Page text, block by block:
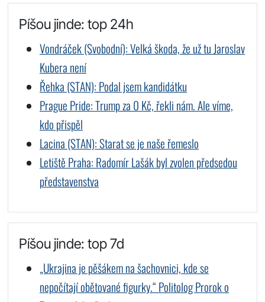
Píšou jinde: top 24h
Vondráček (Svobodní): Velká škoda, že už tu Jaroslav
Kubera není
Řehka (STAN): Podal jsem kandidátku
Prague Pride: Trump za 0 Kč, řekli nám. Ale víme,
kdo přispěl
Lacina (STAN): Starat se je naše řemeslo
Letiště Praha: Radomír Lašák byl zvolen předsedou
představenstva
Píšou jinde: top 7d
„Ukrajina je pěšákem na šachovnici, kde se
nepočítají obětované figurky.“ Politolog Prorok o